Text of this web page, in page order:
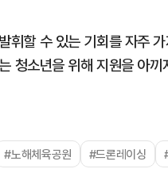
휘할 수 있는 기회를 자주
청소년을 위해 지원을 아
#노해체육공원 #드론레이싱